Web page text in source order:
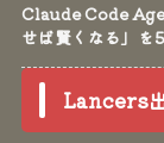
Claude Code
せば賢くなる」を
Lancers